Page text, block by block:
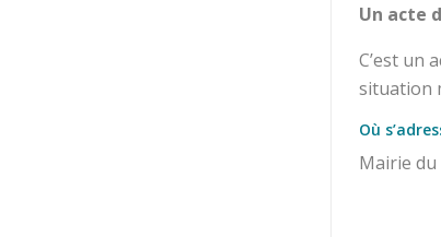
Un acte
C’est un
situation
Où
Mairie